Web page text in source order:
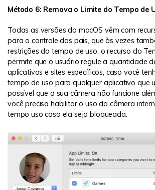
Método 6: Remova o Limite do Tempo de
Todas as versões do macOS vêm com
para o controle dos pais, que às vezes
restrições do tempo de uso, o recurso do
permite que o usuário regule a quantidade
aplicativos e sites específicos, caso você
tempo de uso para qualquer aplicativo que
possível que a sua câmera não funcione
você precisa habilitar o uso da câmera
tempo uso caso ela seja bloqueada.